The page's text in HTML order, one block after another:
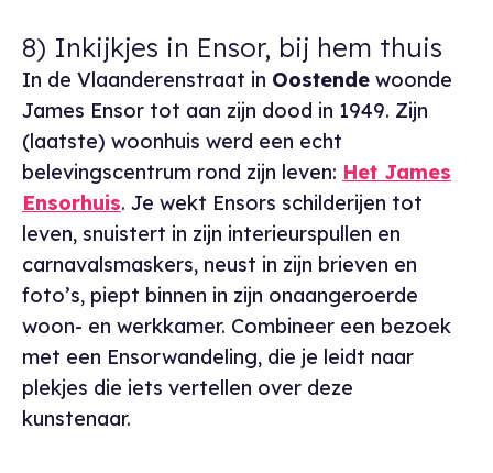
8) Inkijkjes in Ensor, bij hem thuis
In de Vlaanderenstraat in Oostende woonde
James Ensor tot aan zijn dood in 1949. Zijn
(laatste) woonhuis werd een echt
belevingscentrum rond zijn leven: Het James
Ensorhuis. Je wekt Ensors schilderijen tot
leven, snuistert in zijn interieurspullen en
carnavalsmaskers, neust in zijn brieven en
foto’s, piept binnen in zijn onaangeroerde
woon- en werkkamer. Combineer een bezoek
met een Ensorwandeling, die je leidt naar
plekjes die iets vertellen over deze
kunstenaar.